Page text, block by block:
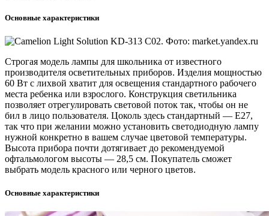
Основные характеристики
Строгая модель лампы для школьника от известного
производителя осветительных приборов. Изделия мощностью
60 Вт с лихвой хватит для освещения стандартного рабочего
места ребенка или взрослого. Конструкция светильника
позволяет отрегулировать световой поток так, чтобы он не
бил в лицо пользователя. Цоколь здесь стандартный — Е27,
так что при желании можно установить светодиодную лампу
нужной конкретно в вашем случае цветовой температуры.
Высота прибора почти дотягивает до рекомендуемой
офтальмологом высоты — 28,5 см. Покупатель сможет
выбрать модель красного или черного цветов.
Основные характеристики